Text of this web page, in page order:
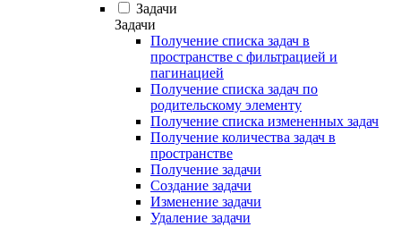
Задачи
Задачи
Получение списка задач в
пространстве с фильтрацией и
пагинацией
Получение списка задач по
родительскому элементу
Получение списка измененных задач
Получение количества задач в
пространстве
Получение задачи
Создание задачи
Изменение задачи
Удаление задачи